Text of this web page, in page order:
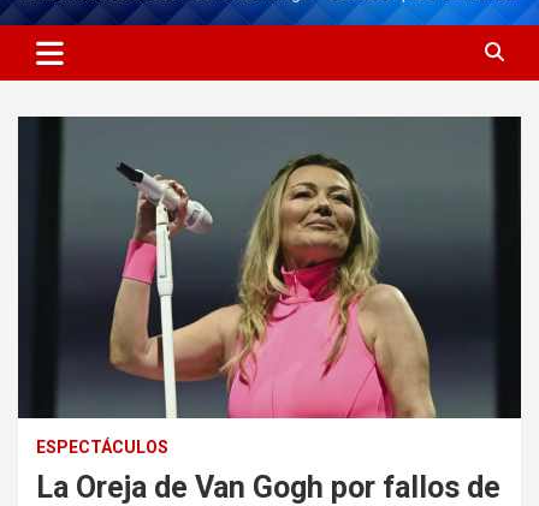
ESPECTÁCULOS
La Oreja de Van Gogh por fallos de